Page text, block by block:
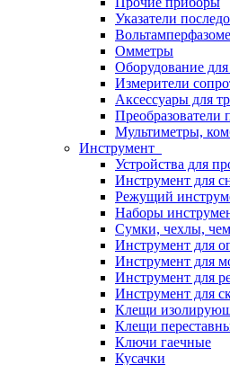
Указатели
Омметры
Оборудование
Измерители
Аксессуары для
Преобразователи
Мультиметры,
Инструмент
Устройства для
Инструмент для
Режущий
Наборы
Сумки, чехлы,
Инструмент для
Инструмент для
Инструмент для
Инструмент для
Клещи
Клещи
Ключи гаечные
Кусачки